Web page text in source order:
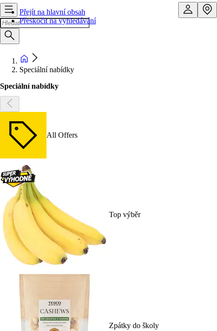
Přejít na hlavní obsah
Přeskočit na vyhledávání
Speciální nabídky
Speciální nabídky
All Offers
Top výběr
Zpátky do školy